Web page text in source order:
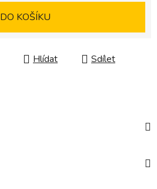
DO KOŠÍKU
Hlídat Sdílet